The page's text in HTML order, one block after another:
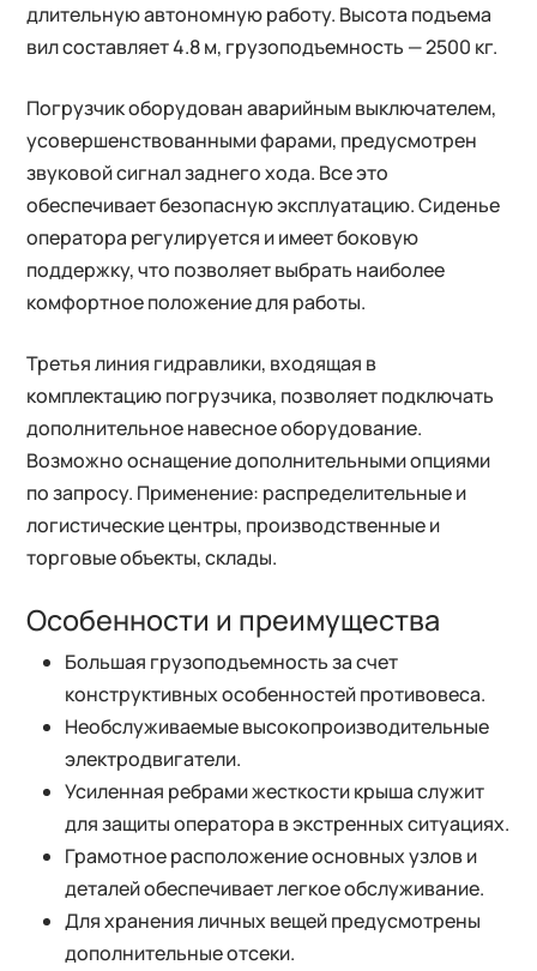
длительную автономную работу. Высота подъема
вил составляет 4.8 м, грузоподъемность — 2500 кг.
Погрузчик оборудован аварийным выключателем,
усовершенствованными фарами, предусмотрен
звуковой сигнал заднего хода. Все это
обеспечивает безопасную эксплуатацию. Сиденье
оператора регулируется и имеет боковую
поддержку, что позволяет выбрать наиболее
комфортное положение для работы.
Третья линия гидравлики, входящая в
комплектацию погрузчика, позволяет подключать
дополнительное навесное оборудование.
Возможно оснащение дополнительными опциями
по запросу. Применение: распределительные и
логистические центры, производственные и
торговые объекты, склады.
Особенности и преимущества
Большая грузоподъемность за счет
конструктивных особенностей противовеса.
Необслуживаемые высокопроизводительные
электродвигатели.
Усиленная ребрами жесткости крыша служит
для защиты оператора в экстренных ситуациях.
Грамотное расположение основных узлов и
деталей обеспечивает легкое обслуживание.
Для хранения личных вещей предусмотрены
дополнительные отсеки.